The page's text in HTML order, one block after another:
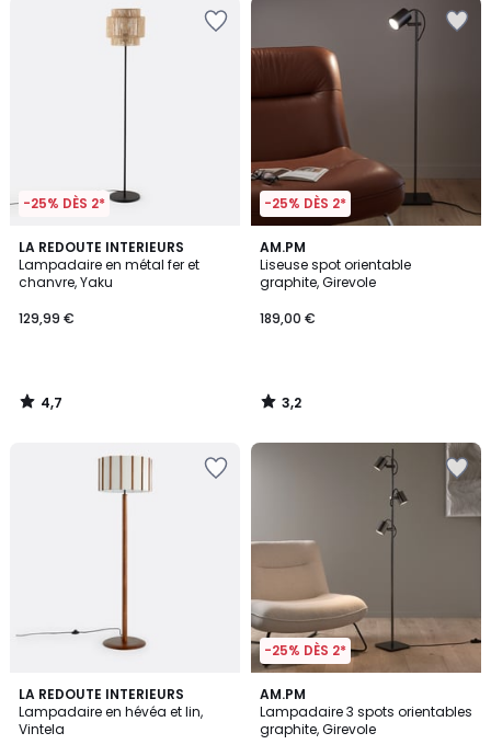
-25% DÈS 2*
LA REDOUTE INTERIEURS
Lampadaire en métal fer et
chanvre, Yaku
129,99 €
4,7
/ 5
4,7
/
-25% DÈS 2*
AM.PM
Liseuse spot orientable
graphite, Girevole
189,00 €
3,2
/ 5
3,2
/
LA REDOUTE INTERIEURS
Lampadaire en hévéa et lin,
Vintela
5
/
5
-25% DÈS 2*
AM.PM
Lampadaire 3 spots orientables
graphite, Girevole
2
/
5